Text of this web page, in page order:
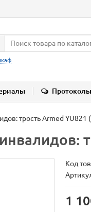
трость Armed YU821
Код
1